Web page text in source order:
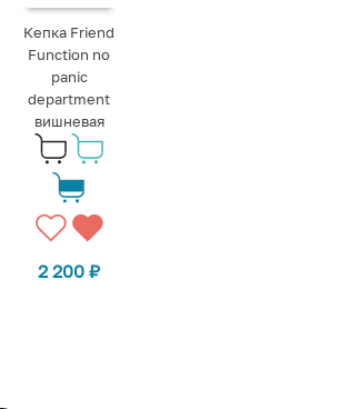
Кепка Friend
Function no
panic
department
вишневая
2 200₽